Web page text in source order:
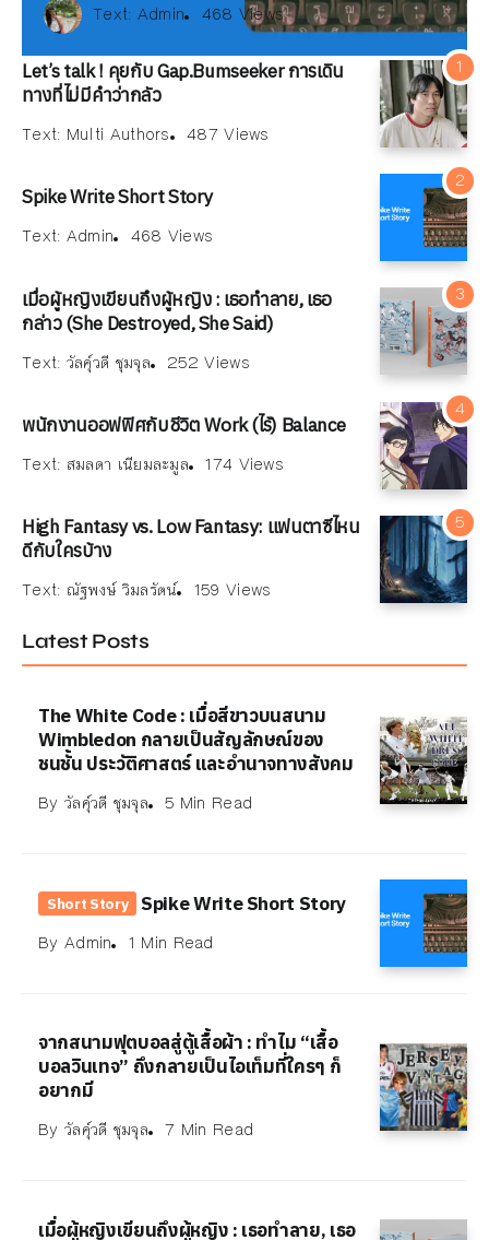
ณัฐพงษ์ วิมลรัตน์ 159 Views
Multi Authors 487 Views
Text: Admin 468 Views
Text: วัลคุ์วดี ชุมจุล 252 Views
174 Views
Text: ณัฐพงษ์ วิมลรัตน์ 159 Views
Text: Multi Authors 487 Views
Let’s talk ! คุยกับ Gap.Bumseeker การเดิน
ทางที่ไม่มีคำว่ากลัว
Text: Multi Authors 487 Views
Spike Write Short Story
Text: Admin 468 Views
เมื่อผู้หญิงเขียนถึงผู้หญิง : เธอทำลาย, เธอ
กล่าว (She Destroyed, She Said)
Text: วัลคุ์วดี ชุมจุล 252 Views
พนักงานออฟฟิศกับชีวิต Work (ไร้) Balance
Text: สมลดา เนียมละมูล 174 Views
High Fantasy vs. Low Fantasy: แฟนตาซีไหน
ดีกับใครบ้าง
Text: ณัฐพงษ์ วิมลรัตน์ 159 Views
Latest Posts
The White Code : เมื่อสีขาวบนสนาม
Wimbledon กลายเป็นสัญลักษณ์ของ
ชนชั้น ประวัติศาสตร์ และอำนาจทางสังคม
By วัลคุ์วดี ชุมจุล 5 Min Read
Short Story Spike Write Short Story
By Admin 1 Min Read
จากสนามฟุตบอลสู่ตู้เสื้อผ้า : ทำไม “เสื้อ
บอลวินเทจ” ถึงกลายเป็นไอเท็มที่ใครๆ ก็
อยากมี
By วัลคุ์วดี ชุมจุล 7 Min Read
เมื่อผู้หญิงเขียนถึงผู้หญิง : เธอทำลาย, เธอ